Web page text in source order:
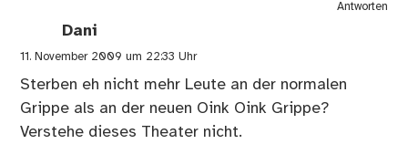
Antworten
Dani
11. November 2009 um 22:33 Uhr
Sterben eh nicht mehr Leute an der normalen
Grippe als an der neuen Oink Oink Grippe?
Verstehe dieses Theater nicht.